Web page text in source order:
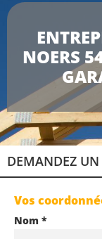
NOERS
DEMANDEZ
Vos
Nom *